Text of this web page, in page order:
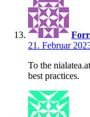
21. Februar
To the
best practices.